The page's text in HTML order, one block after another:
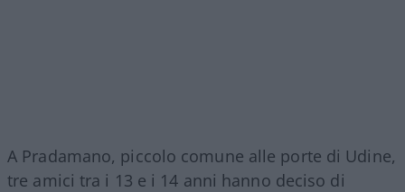
A Pradamano, piccolo comune alle porte di Udine,
tre amici tra i 13 e i 14 anni hanno deciso di